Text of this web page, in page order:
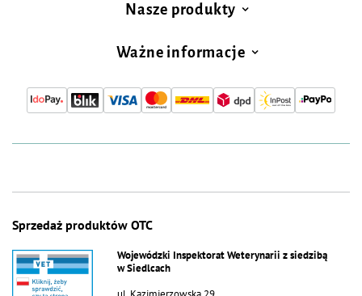
Nasze produkty
Ważne informacje
Sprzedaż produktów OTC
Wojewódzki Inspektorat Weterynarii z siedzibą
w Siedlcach